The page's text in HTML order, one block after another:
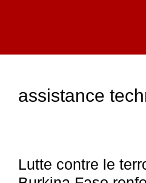
assistance
Lutte contre le